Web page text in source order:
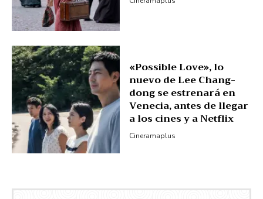
«Possible Love», lo
nuevo de Lee Chang-
dong se estrenará en
Venecia, antes de llegar
a los cines y a Netflix
Cineramaplus